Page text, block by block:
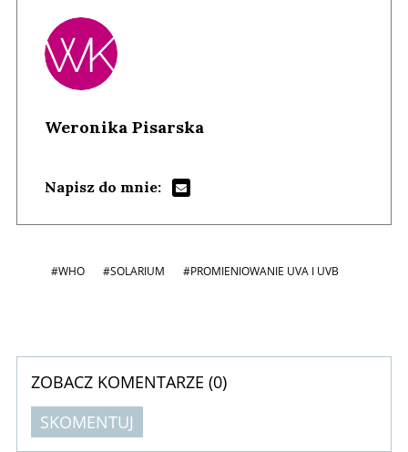
Weronika Pisarska
Napisz do mnie:
#WHO #SOLARIUM #PROMIENIOWANIE UVA I UVB
ZOBACZ KOMENTARZE (0)
SKOMENTUJ